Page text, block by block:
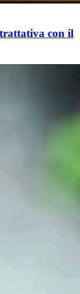
con il